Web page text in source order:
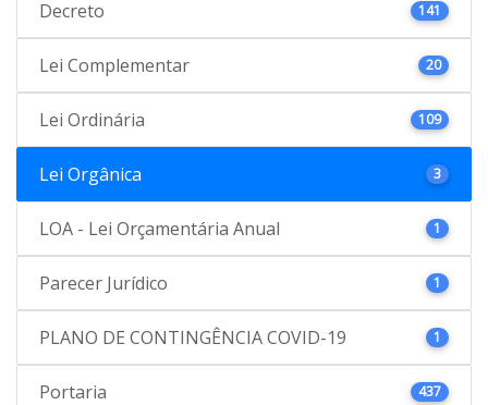
Decreto 141
Lei Complementar 20
Lei Ordinária 109
Lei Orgânica 3
LOA - Lei Orçamentária Anual 1
Parecer Jurídico 1
PLANO DE CONTINGÊNCIA COVID-19 1
Portaria 437